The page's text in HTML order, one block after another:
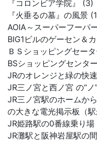
『コロンビア学院』 (3)
『火垂るの墓』の風景
AOIA～スーパーフーパ
BIG1ビルのゲーセン＆
ＢＳショッピングセー
BSショッピングセンタ
JRのオレンジと緑の快
JR三ノ宮と西ノ宮 の“ノ
JR三ノ宮駅のホームか
の大きな電光掲示板（
JR姫路駅の0番線乗り場
JR灘駅と阪神岩屋駅の